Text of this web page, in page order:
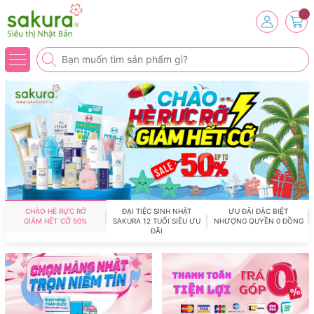
CHÀO HÈ RỰC RỠ
GIẢM HẾT CỠ 50%
ĐẠI TIỆC SINH NHẬT
SAKURA 12 TUỔI SIÊU ƯU
ĐÃI
ƯU ĐÃI ĐẶC BIỆT
NHƯỢNG QUYỀN 0 ĐỒNG